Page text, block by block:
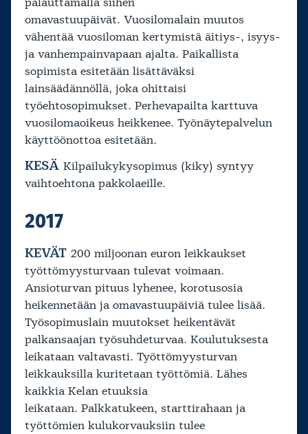
omavastuupäivät. Vuosilomalain muutos
vähentää vuosiloman kertymistä äitiys-, isyys-
ja vanhempainvapaan ajalta. Paikallista
sopimista esitetään lisättäväksi
lainsäädännöllä, joka ohittaisi
työehtosopimukset. Perhevapailta karttuva
vuosilomaoikeus heikkenee. Työnäytepalvelun
käyttöönottoa esitetään.
KESÄ Kilpailukykysopimus (kiky) syntyy
vaihtoehtona pakkolaeille.
2017
KEVÄT 200 miljoonan euron leikkaukset
työttömyysturvaan tulevat voimaan.
Ansioturvan pituus lyhenee, korotusosia
heikennetään ja omavastuupäiviä tulee lisää.
Työsopimuslain muutokset heikentävät
palkansaajan työsuhdeturvaa. Koulutuksesta
leikataan valtavasti. Työttömyysturvan
leikkauksilla kuritetaan työttömiä. Lähes
kaikkia Kelan etuuksia
leikataan. Palkkatukeen, starttirahaan ja
työttömien kulukorvauksiin tulee